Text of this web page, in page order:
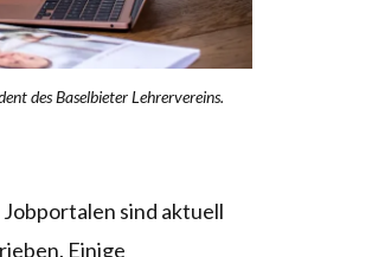
des Baselbieter Lehrervereins.
sind aktuell
Einige